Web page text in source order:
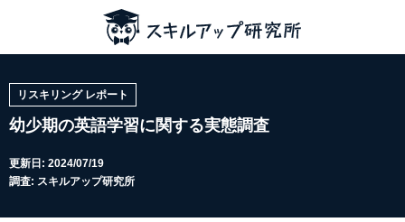
リスキリング レポート
幼少期の英語学習に関する実態調査
更新日: 2024/07/19
調査: スキルアップ研究所